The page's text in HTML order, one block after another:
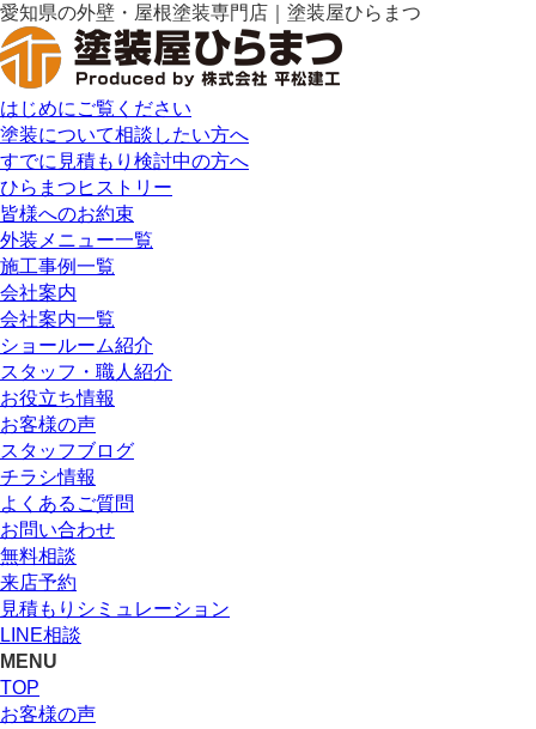
愛知県の外壁・屋根塗装専門店｜塗装屋ひらまつ
はじめにご覧ください
塗装について相談したい方へ
すでに見積もり検討中の方へ
ひらまつヒストリー
皆様へのお約束
外装メニュー一覧
施工事例一覧
会社案内
会社案内一覧
ショールーム紹介
スタッフ・職人紹介
お役立ち情報
お客様の声
スタッフブログ
チラシ情報
よくあるご質問
お問い合わせ
無料相談
来店予約
見積もりシミュレーション
LINE相談
MENU
TOP
お客様の声